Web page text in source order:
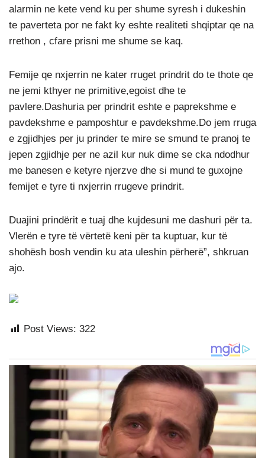
alarmin ne kete vend ku per shume syresh i dukeshin
te paverteta por ne fakt ky eshte realiteti shqiptar qe na
rrethon , cfare prisni me shume se kaq.
Femije qe nxjerrin ne kater rruget prindrit do te thote qe
ne jemi kthyer ne primitive,egoist dhe te
pavlere.Dashuria per prindrit eshte e paprekshme e
pavdekshme e pamposhtur e pavdekshme.Do jem rruga
e zgjidhjes per ju prinder te mire se smund te pranoj te
jepen zgjidhje per ne azil kur nuk dime se cka ndodhur
me banesen e ketyre njerzve dhe si mund te guxojne
femijet e tyre ti nxjerrin rrugeve prindrit.
Duajini prindërit e tuaj dhe kujdesuni me dashuri për ta.
Vlerën e tyre të vërtetë keni për ta kuptuar, kur të
shohësh bosh vendin ku ata uleshin përherë”, shkruan
ajo.
Post Views: 322